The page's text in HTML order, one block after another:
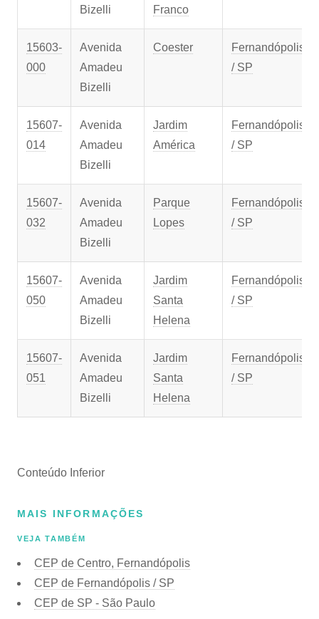
Bizelli
Franco
15603-
000
Avenida
Amadeu
Bizelli
Coester
Fernandópolis
/ SP
15607-
014
Avenida
Amadeu
Bizelli
Jardim
América
Fernandópolis
/ SP
15607-
032
Avenida
Amadeu
Bizelli
Parque
Lopes
Fernandópolis
/ SP
15607-
050
Avenida
Amadeu
Bizelli
Jardim
Santa
Helena
Fernandópolis
/ SP
15607-
051
Avenida
Amadeu
Bizelli
Jardim
Santa
Helena
Fernandópolis
/ SP
Conteúdo Inferior
MAIS INFORMAÇÕES
VEJA TAMBÉM
CEP de Centro, Fernandópolis
CEP de Fernandópolis / SP
CEP de SP - São Paulo